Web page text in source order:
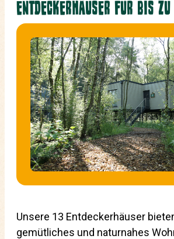
ENTDECKERHÄUSER FÜR BIS
Unsere 13 Entdeckerhäuser
gemütliches und naturnahes